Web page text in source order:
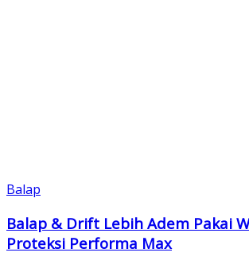
Balap
Balap & Drift Lebih Adem Pakai
Proteksi Performa Max